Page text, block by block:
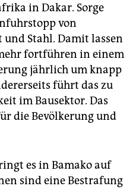
in Dakar. Sorge
von
Stahl. Damit lassen
fortführen in einem
jährlich um knapp
führt das zu
im Bausektor. Das
die Bevölkerung und
es in Bamako auf
sind eine Bestrafung